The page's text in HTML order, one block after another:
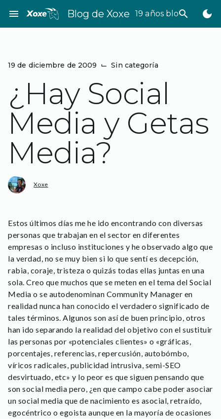
contenido
menu Blog de Xoxe 19 años bloggeando
search dark_mode
19 de diciembre de 2009 ⌙ Sin categoría
¿Hay Social
Media y Getas
Media?
Xoxe
Estos últimos días me he ido encontrando con diversas
personas que trabajan en el sector en diferentes
empresas o incluso instituciones y he observado algo que
la verdad, no se muy bien si lo que sentí es decepción,
rabia, coraje, tristeza o quizás todas ellas juntas en una
sola. Creo que muchos que se meten en el tema del Social
Media o se autodenominan Community Manager en
realidad nunca han conocido el verdadero significado de
tales términos. Algunos son así de buen principio, otros
han ido separando la realidad del objetivo con el sustituir
las personas por «potenciales clientes» o «gráficas,
porcentajes, referencias, repercusión, autobómbo,
víricos radicales, publicidad intrusiva, semi-SEO
desvirtuado, etc» y lo peor es que siguen pensando que
son social media pero, ¿en que campo cabe poder asociar
un social media que de nacimiento es asocial, retraído,
egocéntrico o egoista aunque en la mayoría de ocasiones